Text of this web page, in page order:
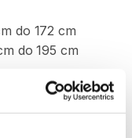
do 172 cm
do 195 cm